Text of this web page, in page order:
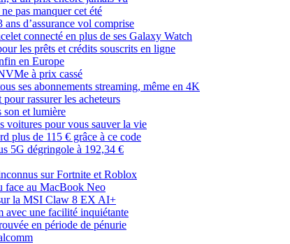
pas manquer cet été
d’assurance vol comprise
connecté en plus de ses Galaxy Watch
les prêts et crédits souscrits en ligne
en Europe
à prix cassé
ses abonnements streaming, même en 4K
rassurer les acheteurs
son et lumière
voitures pour vous sauver la vie
plus de 115 € grâce à ce code
5G dégringole à 192,34 €
sur Fortnite et Roblox
face au MacBook Neo
la MSI Claw 8 EX AI+
avec une facilité inquiétante
en période de pénurie